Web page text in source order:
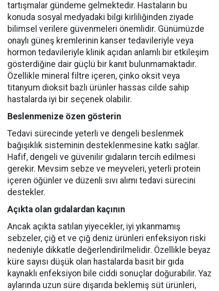
tartışmalar gündeme gelmektedir. Hastaların bu
konuda sosyal medyadaki bilgi kirliliğinden ziyade
bilimsel verilere güvenmeleri önemlidir. Günümüzde
onaylı güneş kremlerinin kanser tedavileriyle veya
hormon tedavileriyle klinik açıdan anlamlı bir etkileşim
gösterdiğine dair güçlü bir kanıt bulunmamaktadır.
Özellikle mineral filtre içeren, çinko oksit veya
titanyum dioksit bazlı ürünler hassas cilde sahip
hastalarda iyi bir seçenek olabilir.
Beslenmenize özen gösterin
Tedavi sürecinde yeterli ve dengeli beslenmek
bağışıklık sisteminin desteklenmesine katkı sağlar.
Hafif, dengeli ve güvenilir gıdaların tercih edilmesi
gerekir. Mevsim sebze ve meyveleri, yeterli protein
içeren öğünler ve düzenli sıvı alımı tedavi sürecini
destekler.
Açıkta olan gıdalardan kaçının
Ancak açıkta satılan yiyecekler, iyi yıkanmamış
sebzeler, çiğ et ve çiğ deniz ürünleri enfeksiyon riski
nedeniyle dikkatle değerlendirilmelidir. Özellikle beyaz
küre sayısı düşük olan hastalarda basit bir gıda
kaynaklı enfeksiyon bile ciddi sonuçlar doğurabilir. Yaz
aylarında uzun süre dışarıda beklemiş süt ürünleri,